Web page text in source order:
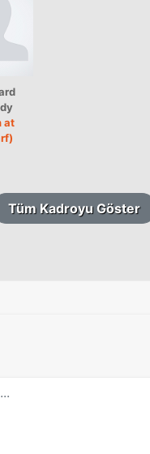
at
Tüm Kadroyu Göster